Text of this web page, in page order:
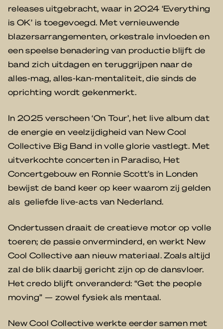
releases uitgebracht, waar in 2024 ‘Everything
is OK’ is toegevoegd. Met vernieuwende
blazersarrangementen, orkestrale invloeden en
een speelse benadering van productie blijft de
band zich uitdagen en teruggrijpen naar de
alles-mag, alles-kan-mentaliteit, die sinds de
oprichting wordt gekenmerkt.
In 2025 verscheen ‘On Tour’, het live album dat
de energie en veelzijdigheid van New Cool
Collective Big Band in volle glorie vastlegt. Met
uitverkochte concerten in Paradiso, Het
Concertgebouw en Ronnie Scott’s in Londen
bewijst de band keer op keer waarom zij gelden
als geliefde live-acts van Nederland.
Ondertussen draait de creatieve motor op volle
toeren; de passie onverminderd, en werkt New
Cool Collective aan nieuw materiaal. Zoals altijd
zal de blik daarbij gericht zijn op de dansvloer.
Het credo blijft onveranderd: “Get the people
moving” — zowel fysiek als mentaal.
New Cool Collective werkte eerder samen met